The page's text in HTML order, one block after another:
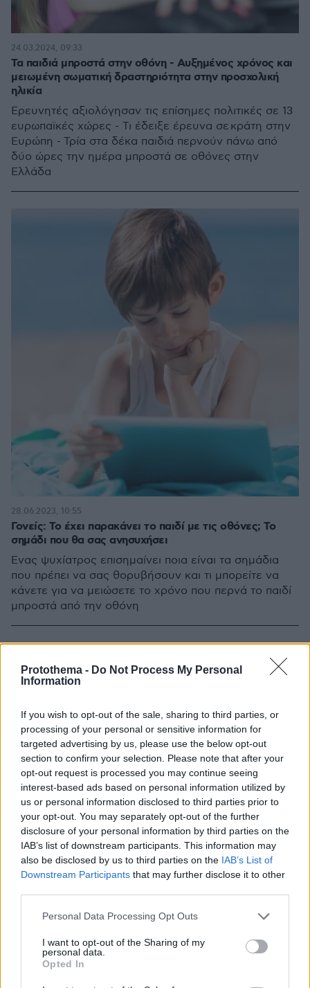
Protothema - Do Not Process My Personal
Information
If you wish to opt-out of the sale, sharing to third parties, or
processing of your personal or sensitive information for
targeted advertising by us, please use the below opt-out
section to confirm your selection. Please note that after your
opt-out request is processed you may continue seeing
interest-based ads based on personal information utilized by
us or personal information disclosed to third parties prior to
your opt-out. You may separately opt-out of the further
disclosure of your personal information by third parties on the
IAB’s list of downstream participants. This information may
also be disclosed by us to third parties on the IAB’s List of
Downstream Participants that may further disclose it to other
Please note that this website/app uses one or more Google
not limited to your visit or usage behaviour. You may click to
grant or deny consent to Google and its third-party tags to
use your data for below specified purposes in below Google
consent section.
Personal Data Processing Opt Outs
I want to opt-out of the Sharing of my
personal data.
Opted In
Τα παιδιά μπροστά στην οθόνη - Αυξημένος χρόνος και
μειωμένη σωματική δραστηριότητα στην προσχολική
ηλικία
Ερευνητές αξιολόγησαν τις επίσημες πολιτικές σε 13
ευρωπαϊκές χώρες - Τι έδειξε έρευνα σε κράτη στην
Ευρώπη - Τρία στα δέκα παιδιά περνούν πάνω από
δύο ώρες την ημέρα μπροστά σε οθόνες στην
Ελλάδα
24.03.2024, 09:33
Γονείς: Το έχει παρακάνει το παιδί με τις οθόνες; To
σημάδι που θα σας ανησυχήσει
Ένας ψυχίατρος επισημαίνει ποια είναι τα σημάδια
που πρέπει να σας θορυβήσουν και τι μπορείτε να
κάνετε για να μειώσετε το χρόνο που περνά το παιδί
μπροστά από την οθόνη
28.06.2023, 10:55
Τι αλλάζει στο μυαλό του παιδιού όταν βλέπουμε
26.09.2022, 18:08